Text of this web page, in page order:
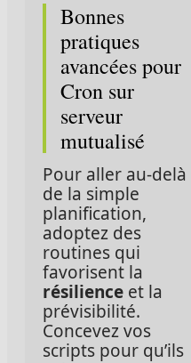
Bonnes
pratiques
avancées pour
Cron sur
serveur
mutualisé
Pour aller au‑delà
de la simple
planification,
adoptez des
routines qui
résilience et la
prévisibilité.
Concevez vos
scripts pour qu’ils